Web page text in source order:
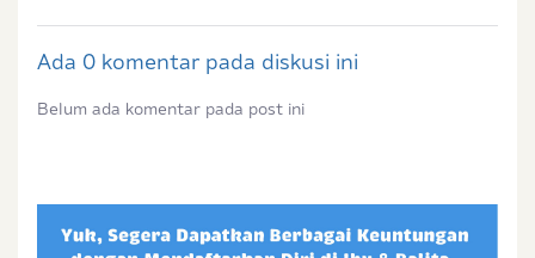
Ada 0 komentar pada diskusi ini
Belum ada komentar pada post ini